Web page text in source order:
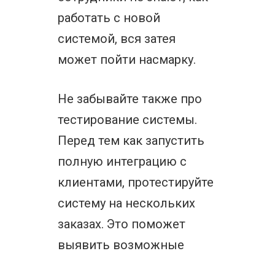
работать с новой
системой, вся затея
может пойти насмарку.
Не забывайте также про
тестирование системы.
Перед тем как запустить
полную интеграцию с
клиентами, протестируйте
систему на нескольких
заказах. Это поможет
выявить возможные